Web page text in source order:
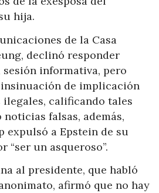
hija.
de la Casa
declinó responder
informativa, pero
de implicación
ilegales, calificando tales
falsas, además,
expulsó a Epstein de su
“ser un asqueroso”.
al presidente, que habló
afirmó que no hay